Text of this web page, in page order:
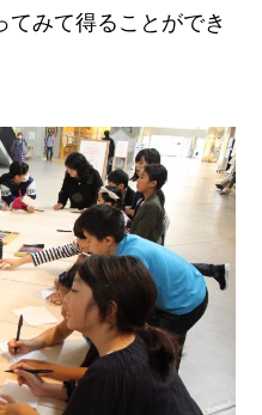
みて得ることができ